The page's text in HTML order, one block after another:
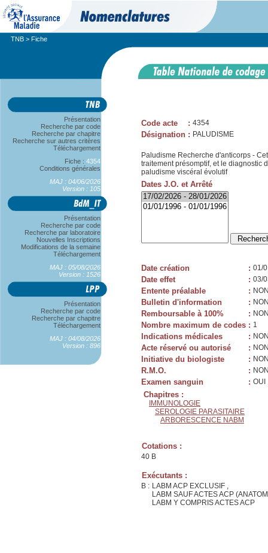
TNB > Fiche
Présentation
Recherche par code
Recherche par chapitre
Recherche sur autres critères
Téléchargement
Fiche : 4354
Conditions générales
MAJ : 04/06/2026
Version : 105
Présentation
Recherche par code
Recherche par laboratoire
Nouvelles Inscriptions
Modifications de la semaine
Téléchargement
MAJ : 05/08/2026
Version : 1526
Présentation
Recherche par code
Recherche par chapitre
Téléchargement
MAJ : 04/08/2026
Version : 896
Code acte : 4354
Désignation : PALUDISME
Paludisme Recherche d'anticorps -
traitement présomptif, et le diagnostic
paludisme viscéral évolutif
Dates J.O. et Arrêté
Date création : 01/
Date effet : 03/
Entente préalable :
Bulletin d'information :
Remboursable à 100% :
Nombre maximum de codes : 1
Indications médicales :
Acte réservé ou autorisé :
Initiative du biologiste :
R.M.O. :
Examen sanguin : OUI
Chapitres :
IMMUNOLOGIE
SEROLOGIE PARASITAIRE
ARBORESCENCE NABM
Cotations :
40 B
Exécutants :
B : LABM ACP EXCLUSIF ,
LABM SAUF ACTES ACP
LABM Y COMPRIS ACTES ACP